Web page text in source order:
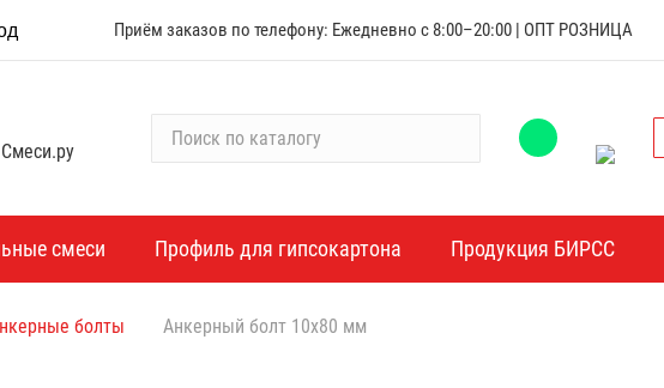
Приём заказов по телефону: Ежедневно с 8:00–20:00 | ОПТ РОЗНИЦА
с
к
смеси Профиль для гипсокартона Продукция БИРСС
болты Анкерный болт 10х80 мм